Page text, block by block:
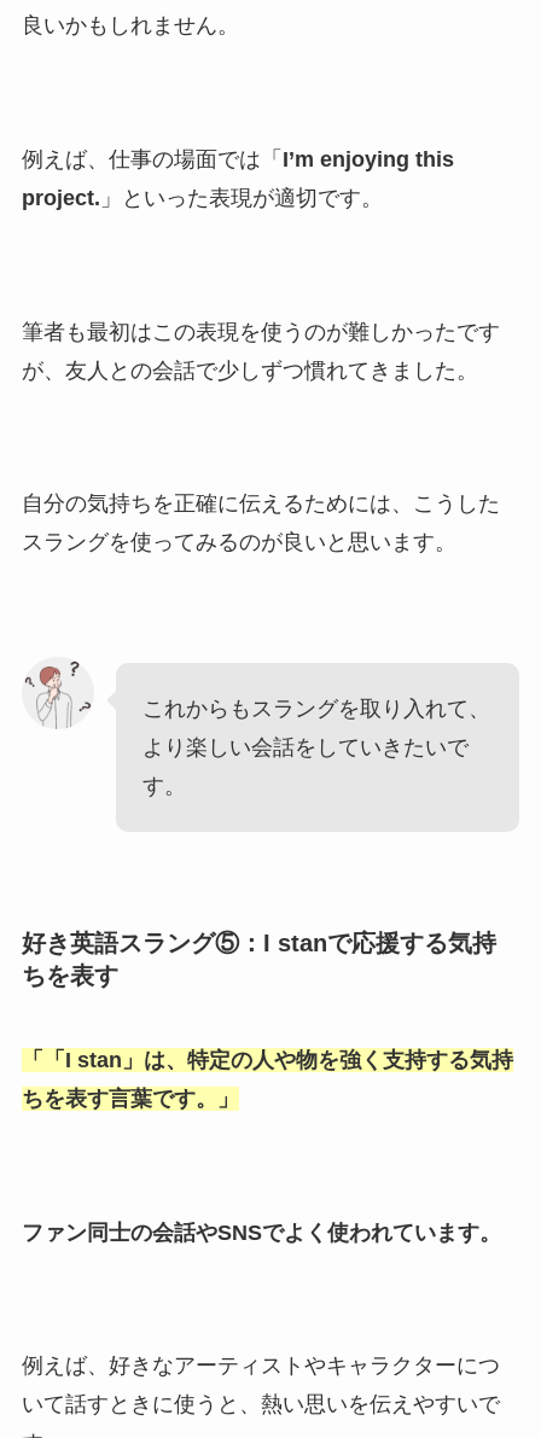
良いかもしれません。
例えば、仕事の場面では「 I’m enjoying this
project. 」といった表現が適切です。
筆者も最初はこの表現を使うのが難しかったです
が、友人との会話で少しずつ慣れてきました。
自分の気持ちを正確に伝えるためには、こうした
スラングを使ってみるのが良いと思います。
これからもスラングを取り入れて、
より楽しい会話をしていきたいで
す。
好き英語スラング⑤：I stanで応援する気持
ちを表す
「 「I stan 」は、特定の人や物を強く支持する気持
ちを表す言葉です。」
ファン同士の会話やSNSでよく使われています。
例えば、好きなアーティストやキャラクターにつ
いて話すときに使うと、熱い思いを伝えやすいで